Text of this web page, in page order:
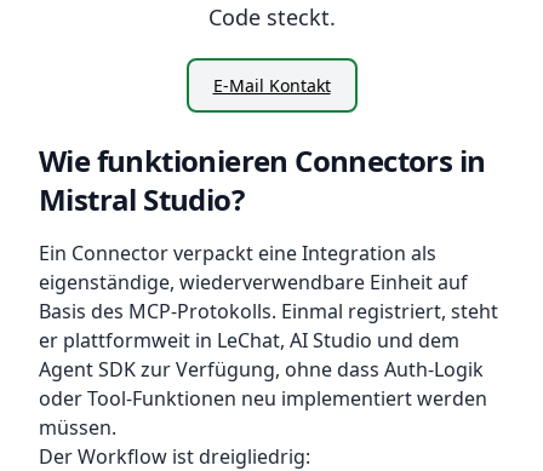
Code steckt.
E-Mail Kontakt
Wie funktionieren Connectors in
Mistral Studio?
Ein Connector verpackt eine Integration als
eigenständige, wiederverwendbare Einheit auf
Basis des MCP-Protokolls. Einmal registriert, steht
er plattformweit in LeChat, AI Studio und dem
Agent SDK zur Verfügung, ohne dass Auth-Logik
oder Tool-Funktionen neu implementiert werden
müssen.
Der Workflow ist dreigliedrig: